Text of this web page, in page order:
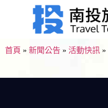
首頁 » 新聞公告 » 活動快訊 »